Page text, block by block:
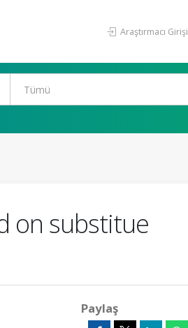
Araştırmacı Girişi
on substitue
Paylaş